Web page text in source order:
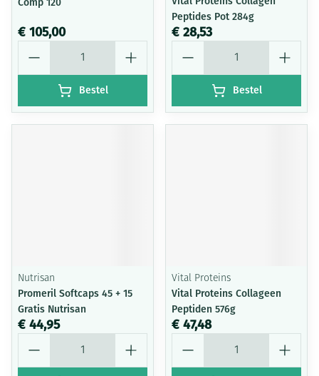
Comp 120
€ 105,00
Bestel
Peptides Pot 284g
€ 28,53
Bestel
Nutrisan
Promeril Softcaps 45 + 15
Gratis Nutrisan
€ 44,95
Vital Proteins
Vital Proteins Collageen
Peptiden 576g
€ 47,48